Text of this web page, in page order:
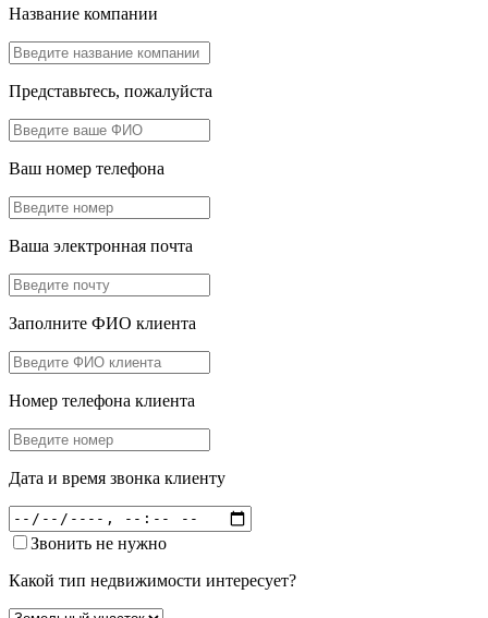
Название компании
Представьтесь, пожалуйста
Ваш номер телефона
Ваша электронная почта
Заполните ФИО клиента
Номер телефона клиента
Дата и время звонка клиенту
Звонить не нужно
Какой тип недвижимости интересует?